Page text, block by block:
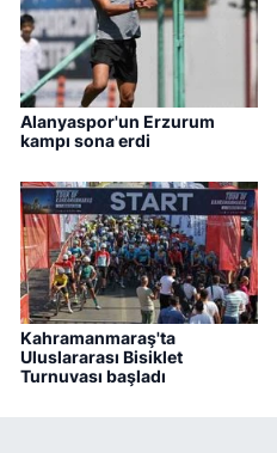
Alanyaspor'un Erzurum
kampı sona erdi
Kahramanmaraş'ta
Uluslararası Bisiklet
Turnuvası başladı